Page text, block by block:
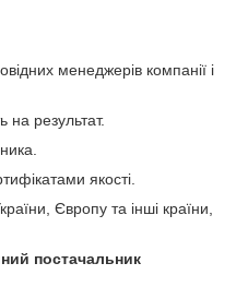
менеджерів компанії і
на результат.
якості.
Європу та інші країни,
постачальник